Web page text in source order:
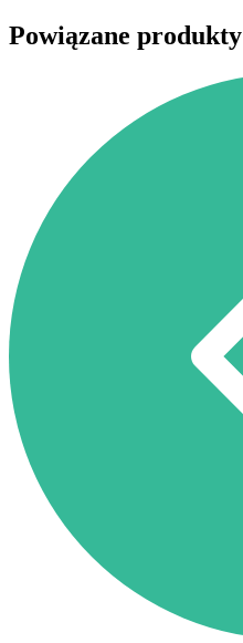
Powiązane produkty